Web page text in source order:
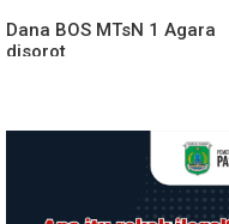
Dana BOS MTsN 1 Agara
disorot